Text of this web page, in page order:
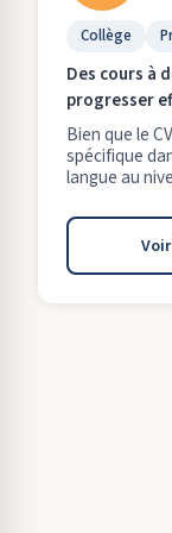
Collège
Des cours à
progresser
Bien que le
spécifique
langue au